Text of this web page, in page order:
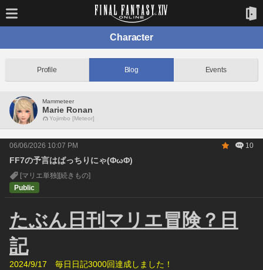
Character
Profile Blog Events
Mammeteer
Marie Ronan
Yojimbo [Meteor]
06/06/2026 10:07 PM 10
FF7の予言はばっちりにゃ(ΦωΦ)
[マリエ単独] [続きもの]
Public
たぶん日刊マリエ冒険？日
記
2024/9/17　毎日日記3000回達成しました！